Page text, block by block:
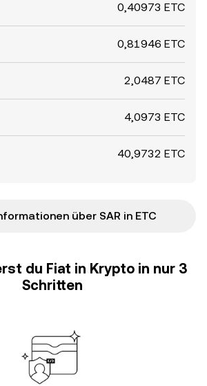
0,40973 ETC
0,81946 ETC
2,0487 ETC
4,0973 ETC
40,9732 ETC
über SAR in ETC
du Fiat in Krypto in nur 3
Schritten